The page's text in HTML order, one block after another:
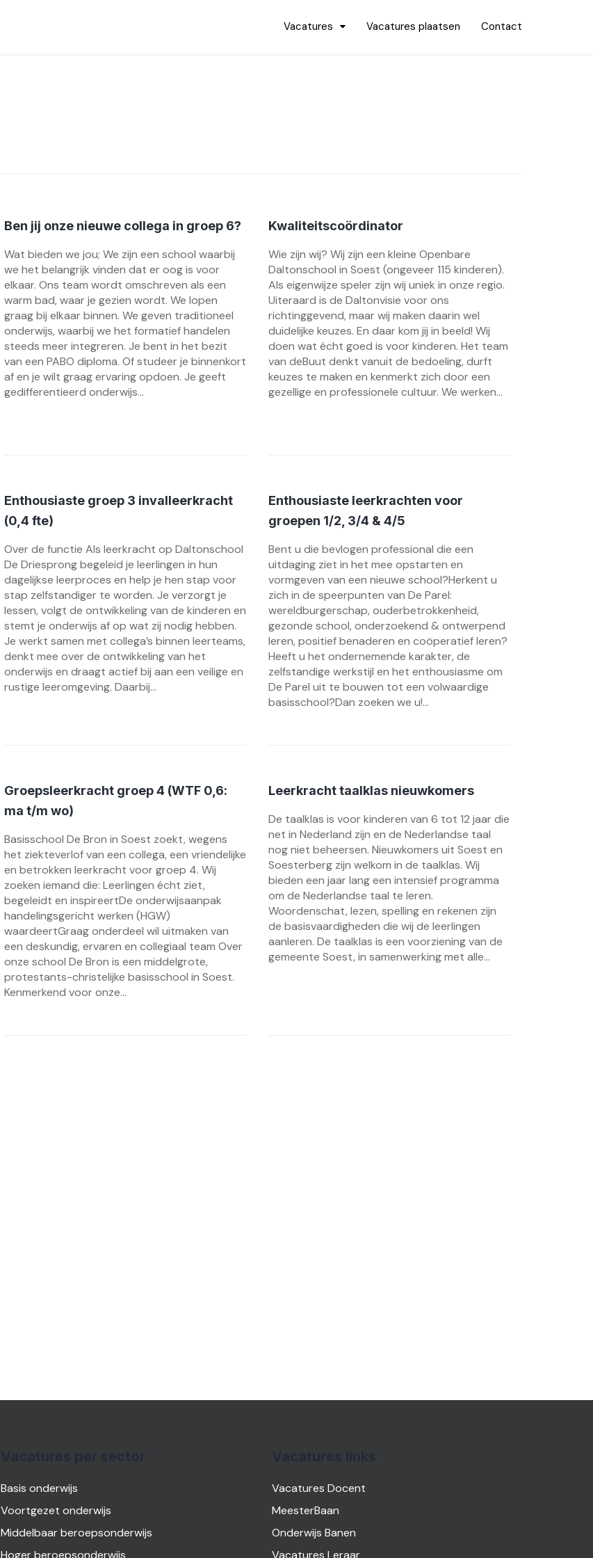
Vacatures Vacatures plaatsen Contact
Ben jij onze nieuwe collega in groep 6?
Wat bieden we jou; We zijn een school waarbij
we het belangrijk vinden dat er oog is voor
elkaar. Ons team wordt omschreven als een
warm bad, waar je gezien wordt. We lopen
graag bij elkaar binnen. We geven traditioneel
onderwijs, waarbij we het formatief handelen
steeds meer integreren. Je bent in het bezit
van een PABO diploma. Of studeer je binnenkort
af en je wilt graag ervaring opdoen. Je geeft
gedifferentieerd onderwijs...
Kwaliteitscoördinator
Wie zijn wij? Wij zijn een kleine Openbare
Daltonschool in Soest (ongeveer 115 kinderen).
Als eigenwijze speler zijn wij uniek in onze regio.
Uiteraard is de Daltonvisie voor ons
richtinggevend, maar wij maken daarin wel
duidelijke keuzes. En daar kom jij in beeld! Wij
doen wat écht goed is voor kinderen. Het team
van deBuut denkt vanuit de bedoeling, durft
keuzes te maken en kenmerkt zich door een
gezellige en professionele cultuur. We werken...
Enthousiaste groep 3 invalleerkracht
(0,4 fte)
Over de functie Als leerkracht op Daltonschool
De Driesprong begeleid je leerlingen in hun
dagelijkse leerproces en help je hen stap voor
stap zelfstandiger te worden. Je verzorgt je
lessen, volgt de ontwikkeling van de kinderen en
stemt je onderwijs af op wat zij nodig hebben.
Je werkt samen met collega’s binnen leerteams,
denkt mee over de ontwikkeling van het
onderwijs en draagt actief bij aan een veilige en
rustige leeromgeving. Daarbij...
Enthousiaste leerkrachten voor
groepen 1/2, 3/4 & 4/5
Bent u die bevlogen professional die een
uitdaging ziet in het mee opstarten en
vormgeven van een nieuwe school?Herkent u
zich in de speerpunten van De Parel:
wereldburgerschap, ouderbetrokkenheid,
gezonde school, onderzoekend & ontwerpend
leren, positief benaderen en coöperatief leren?
Heeft u het ondernemende karakter, de
zelfstandige werkstijl en het enthousiasme om
De Parel uit te bouwen tot een volwaardige
basisschool?Dan zoeken we u!...
Groepsleerkracht groep 4 (WTF 0,6:
ma t/m wo)
Basisschool De Bron in Soest zoekt, wegens
het ziekteverlof van een collega, een vriendelijke
en betrokken leerkracht voor groep 4. Wij
zoeken iemand die: Leerlingen écht ziet,
begeleidt en inspireertDe onderwijsaanpak
handelingsgericht werken (HGW)
waardeertGraag onderdeel wil uitmaken van
een deskundig, ervaren en collegiaal team Over
onze school De Bron is een middelgrote,
protestants-christelijke basisschool in Soest.
Kenmerkend voor onze...
Leerkracht taalklas nieuwkomers
De taalklas is voor kinderen van 6 tot 12 jaar die
net in Nederland zijn en de Nederlandse taal
nog niet beheersen. Nieuwkomers uit Soest en
Soesterberg zijn welkom in de taalklas. Wij
bieden een jaar lang een intensief programma
om de Nederlandse taal te leren.
Woordenschat, lezen, spelling en rekenen zijn
de basisvaardigheden die wij de leerlingen
aanleren. De taalklas is een voorziening van de
gemeente Soest, in samenwerking met alle...
Basis onderwijs
Voortgezet onderwijs
Middelbaar beroepsonderwijs
Hoger beroepsonderwijs
Vacatures Docent
MeesterBaan
Onderwijs Banen
Vacatures Leraar